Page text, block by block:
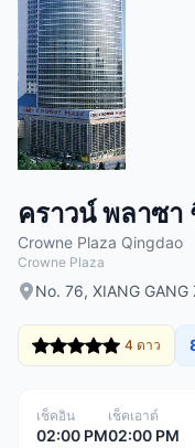
คราวน์ พลาซา
Crowne Plaza Qingdao
Crowne Plaza
No. 76, XIANG
4 ดาว
เช็คอิน
02:00 PM
เช็คเอาต์
02:00 PM